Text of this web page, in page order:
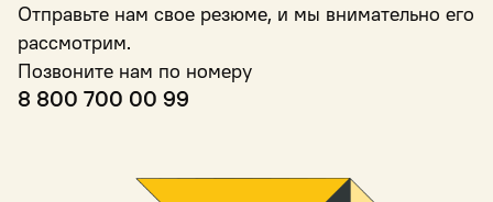
Отправьте нам свое резюме, и мы внимательно его
рассмотрим.
Позвоните нам по номеру
8 800 700 00 99